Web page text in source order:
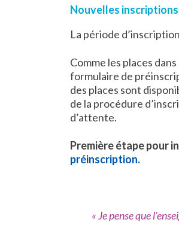
Nouvelles inscriptions
La période
Comme les places
formulaire de
des places sont
de la procédure
d’attente.
Première étape pour
préinscription.
« Je pense que